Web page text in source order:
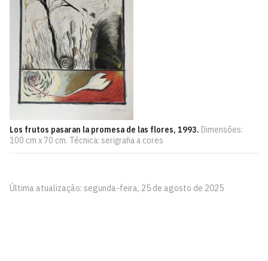
Los frutos pasaran la promesa de las flores, 1993. Dimensões:
100 cm x 70 cm. Técnica: serigrafia a cores
Última atualização: segunda-feira, 25 de agosto de 2025